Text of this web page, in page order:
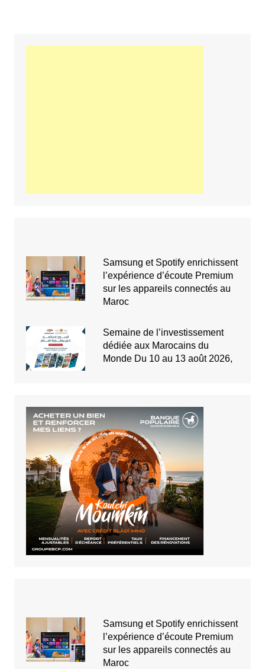
Samsung et Spotify enrichissent
l’expérience d’écoute Premium
sur les appareils connectés au
Maroc
Semaine de l’investissement
dédiée aux Marocains du
Monde Du 10 au 13 août 2026,
Samsung et Spotify enrichissent
l’expérience d’écoute Premium
sur les appareils connectés au
Maroc